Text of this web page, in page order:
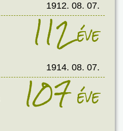
1912. 08. 07.
112éve
1914. 08. 07.
107éve